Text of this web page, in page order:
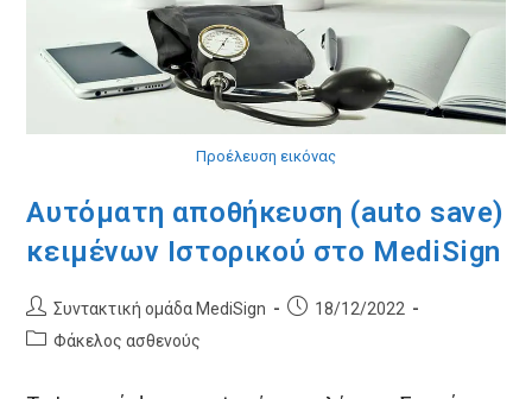
Προέλευση εικόνας
Αυτόματη αποθήκευση (auto save)
κειμένων Ιστορικού στο MediSign
Post
author:
Συντακτική ομάδα MediSign
Post18/12/2022
PostΦάκελος ασθενούς